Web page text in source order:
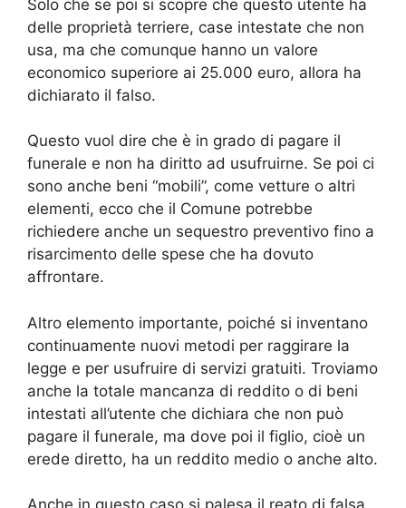
Solo che se poi si scopre che questo utente ha
delle proprietà terriere, case intestate che non
usa, ma che comunque hanno un valore
economico superiore ai 25.000 euro, allora ha
dichiarato il falso.
Questo vuol dire che è in grado di pagare il
funerale e non ha diritto ad usufruirne. Se poi ci
sono anche beni “mobili”, come vetture o altri
elementi, ecco che il Comune potrebbe
richiedere anche un sequestro preventivo fino a
risarcimento delle spese che ha dovuto
affrontare.
Altro elemento importante, poiché si inventano
continuamente nuovi metodi per raggirare la
legge e per usufruire di servizi gratuiti. Troviamo
anche la totale mancanza di reddito o di beni
intestati all’utente che dichiara che non può
pagare il funerale, ma dove poi il figlio, cioè un
erede diretto, ha un reddito medio o anche alto.
Anche in questo caso si palesa il reato di falsa